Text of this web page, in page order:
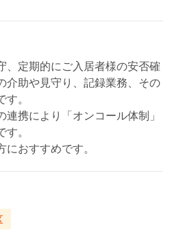
、定期的にご入居者様の安否確
介助や見守り、記録業務、その
。
連携により「オンコール体制」
。
おすすめです。